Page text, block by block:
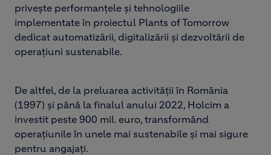
privește performanțele și tehnologiile
implementate în proiectul Plants of Tomorrow
dedicat automatizării, digitalizării și dezvoltării de
operațiuni sustenabile.
De altfel, de la preluarea activității în România
(1997) și până la finalul anului 2022, Holcim a
investit peste 900 mil. euro, transformând
operațiunile în unele mai sustenabile și mai sigure
pentru angajați.